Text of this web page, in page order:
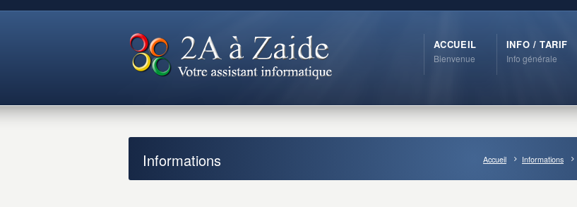
ACCUEIL
Bienvenue
INFO / TARIF
Info générale
Informations Accueil Informations